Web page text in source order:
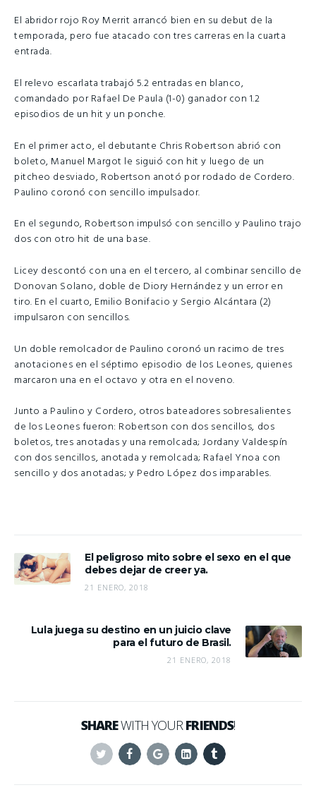
El abridor rojo Roy Merrit arrancó bien en su debut de la
temporada, pero fue atacado con tres carreras en la cuarta
entrada.
El relevo escarlata trabajó 5.2 entradas en blanco,
comandado por Rafael De Paula (1-0) ganador con 1.2
episodios de un hit y un ponche.
En el primer acto, el debutante Chris Robertson abrió con
boleto, Manuel Margot le siguió con hit y luego de un
pitcheo desviado, Robertson anotó por rodado de Cordero.
Paulino coronó con sencillo impulsador.
En el segundo, Robertson impulsó con sencillo y Paulino trajo
dos con otro hit de una base.
Licey descontó con una en el tercero, al combinar sencillo de
Donovan Solano, doble de Diory Hernández y un error en
tiro. En el cuarto, Emilio Bonifacio y Sergio Alcántara (2)
impulsaron con sencillos.
Un doble remolcador de Paulino coronó un racimo de tres
anotaciones en el séptimo episodio de los Leones, quienes
marcaron una en el octavo y otra en el noveno.
Junto a Paulino y Cordero, otros bateadores sobresalientes
de los Leones fueron: Robertson con dos sencillos, dos
boletos, tres anotadas y una remolcada; Jordany Valdespín
con dos sencillos, anotada y remolcada; Rafael Ynoa con
sencillo y dos anotadas; y Pedro López dos imparables.
El peligroso mito sobre el sexo en el que
debes dejar de creer ya.
21 ENERO, 2018
Lula juega su destino en un juicio clave
para el futuro de Brasil.
21 ENERO, 2018
SHAREWITH YOURFRIENDS!